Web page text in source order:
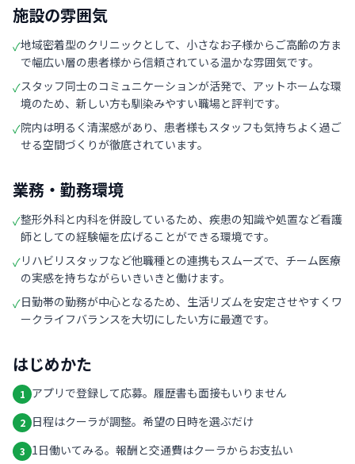
施設の雰囲気
✓地域密着型のクリニックとして、小さなお子様からご高齢の方ま
で幅広い層の患者様から信頼されている温かな雰囲気です。
✓スタッフ同士のコミュニケーションが活発で、アットホームな環
境のため、新しい方も馴染みやすい職場と評判です。
✓院内は明るく清潔感があり、患者様もスタッフも気持ちよく過ご
せる空間づくりが徹底されています。
業務・勤務環境
✓整形外科と内科を併設しているため、疾患の知識や処置など看護
師としての経験幅を広げることができる環境です。
✓リハビリスタッフなど他職種との連携もスムーズで、チーム医療
の実感を持ちながらいきいきと働けます。
✓日勤帯の勤務が中心となるため、生活リズムを安定させやすくワ
ークライフバランスを大切にしたい方に最適です。
はじめかた
1 アプリで登録して応募。履歴書も面接もいりません
2 日程はクーラが調整。希望の日時を選ぶだけ
3 1日働いてみる。報酬と交通費はクーラからお支払い